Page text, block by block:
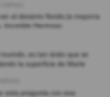
el desierto florido,la mayoría
Increíble Hermoso.
mumdo, es tan árido que se
la superficie de Marte
esta pregunta con esa